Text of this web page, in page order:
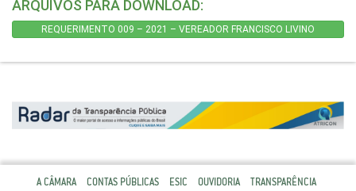
ARQUIVOS PARA DOWNLOAD:
REQUERIMENTO 009 – 2021 – VEREADOR FRANCISCO LIVINO
A CÂMARA CONTAS PÚBLICAS ESIC OUVIDORIA TRANSPARÊNCIA